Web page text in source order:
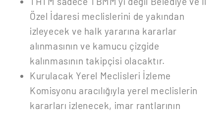
Özel İdaresi meclislerini de yakından
izleyecek ve halk yararına kararlar
alınmasının ve kamucu çizgide
kalınmasının takipçisi olacaktır.
Kurulacak Yerel Meclisleri İzleme
Komisyonu aracılığıyla yerel meclislerin
kararları izlenecek, imar rantlarının